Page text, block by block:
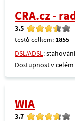
CRA.cz -
3.5
testů celkem: 1855
DSL/ADSL:
Dostupnost v celém
WIA
3.7